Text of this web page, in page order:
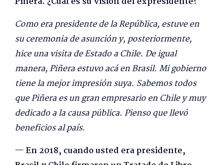
Como era presidente de la República, estuve en
su ceremonia de asunción y, posteriormente,
hice una visita de Estado a Chile. De igual
manera, Piñera estuvo acá en Brasil. Mi gobierno
tiene la mejor impresión suya. Sabemos todos
que Piñera es un gran empresario en Chile y muy
dedicado a la causa pública. Pienso que llevó
beneficios al país.
— En 2018, cuando usted era presidente,